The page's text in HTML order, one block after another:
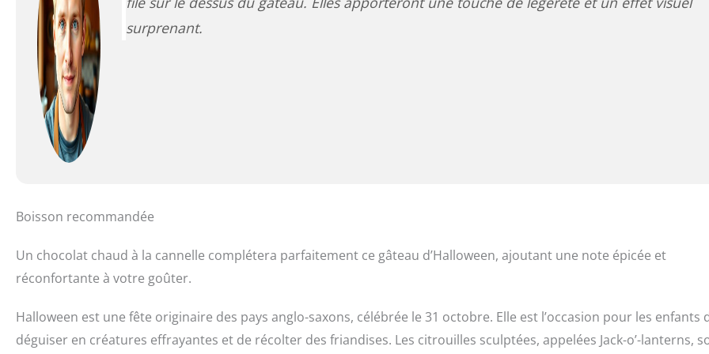
surprenant.
Boisson recommandée
Un chocolat chaud à la cannelle complétera parfaitement ce gâteau d’Halloween, ajoutant une note épicée et
réconfortante à votre goûter.
Halloween est une fête originaire des pays anglo-saxons, célébrée le 31 octobre. Elle est l’occasion pour les enfants
déguiser en créatures effrayantes et de récolter des friandises. Les citrouilles sculptées, appelées Jack-o’-lanterns,